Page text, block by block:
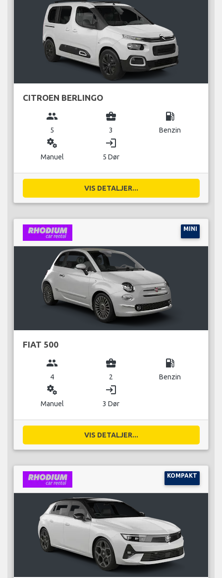
CITROEN BERLINGO
group
5
business_center
3
local_gas_station
Benzin
miscellaneous_services
Manuel
login
5 Dør
VIS DETALJER...
MINI
FIAT 500
group
4
business_center
2
local_gas_station
Benzin
miscellaneous_services
Manuel
login
3 Dør
VIS DETALJER...
KOMPAKT